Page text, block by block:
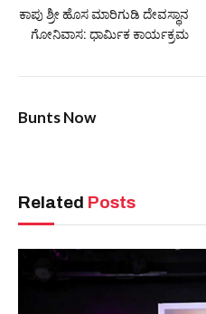
ಕಾಪು ಶ್ರೀ ಹೊಸ ಮಾರಿಗುಡಿ ದೇವಸ್ಥಾನ
ಗೋನಿವಾಸ: ಧಾರ್ಮಿಕ ಕಾರ್ಯಕ್ರಮ
Bunts Now
Related Posts